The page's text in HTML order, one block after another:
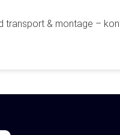
transport & montage –